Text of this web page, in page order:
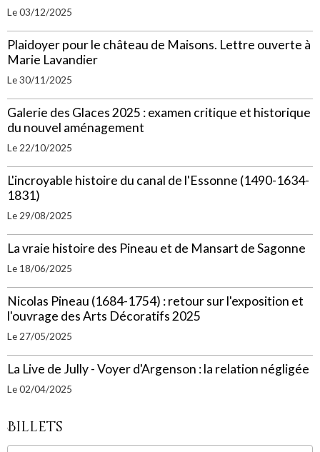
Le 03/12/2025
Plaidoyer pour le château de Maisons. Lettre ouverte à
Marie Lavandier
Le 30/11/2025
Galerie des Glaces 2025 : examen critique et historique
du nouvel aménagement
Le 22/10/2025
L'incroyable histoire du canal de l'Essonne (1490-1634-
1831)
Le 29/08/2025
La vraie histoire des Pineau et de Mansart de Sagonne
Le 18/06/2025
Nicolas Pineau (1684-1754) : retour sur l'exposition et
l'ouvrage des Arts Décoratifs 2025
Le 27/05/2025
La Live de Jully - Voyer d'Argenson : la relation négligée
Le 02/04/2025
Billets